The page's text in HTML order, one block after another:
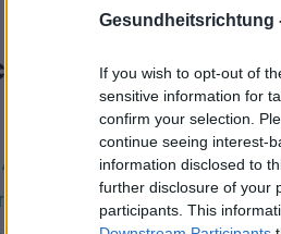
Gesundheitsrichtung
If you wish to opt-out of
sensitive information for
confirm your selection.
continue seeing interest-
information disclosed to
further disclosure of your
participants. This
von Bauchfett
gesunden Ernährung